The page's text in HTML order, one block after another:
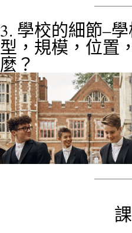
3. 學校的細節–
型，規模，位置
麼？